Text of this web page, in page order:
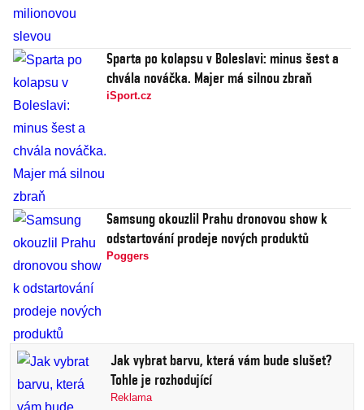
Sparta po kolapsu v Boleslavi: minus šest a
chvála nováčka. Majer má silnou zbraň
iSport.cz
Samsung okouzlil Prahu dronovou show k
odstartování prodeje nových produktů
Poggers
Jak vybrat barvu, která vám bude slušet?
Tohle je rozhodující
Reklama